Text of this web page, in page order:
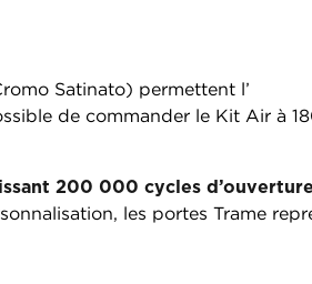
Satinato) permettent l’
de commander le Kit Air à
200 000 cycles
les portes Trame